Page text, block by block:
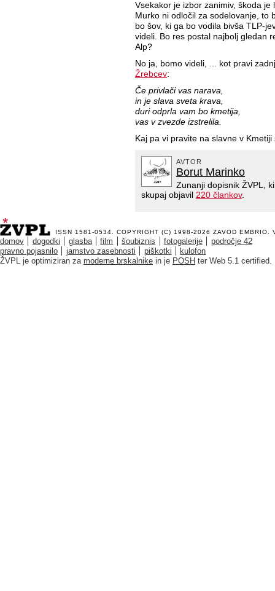
Vsekakor je izbor zanimiv, škoda
Murko ni odločil za sodelovanje, to
bo šov, ki ga bo vodila bivša TLP-
videli. Bo res postal najbolj gledan
Alp?
No ja, bomo videli, ... kot pravi
Žrebcev:
Če privlači vas narava,
in je slava sveta krava,
duri odprla vam bo kmetija,
vas v zvezde izstrelila.
Kaj pa vi pravite na slavne v
AVTOR
Borut Marinko
Zunanji dopisnik ŽVPL,
skupaj objavil 220 člankov.
ISSN 1581-0534. COPYRIGHT (C) 1998-2026 ZAVOD EMBRIO .
domov dogodki glasba film šoubiznis fotogalerije
področje 42
pravno pojasnilo
jamstvo zasebnosti piškotki
kulofon
ŽVPL je optimiziran za moderne brskalnike in je POSH ter Web 5.1 certified.